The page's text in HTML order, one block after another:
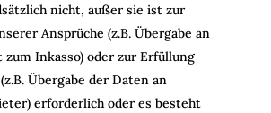
nicht, außer sie ist zur
Ansprüche (z.B. Übergabe an
zum Inkasso) oder zur Erfüllung
Übergabe der Daten an
erforderlich oder es besteht